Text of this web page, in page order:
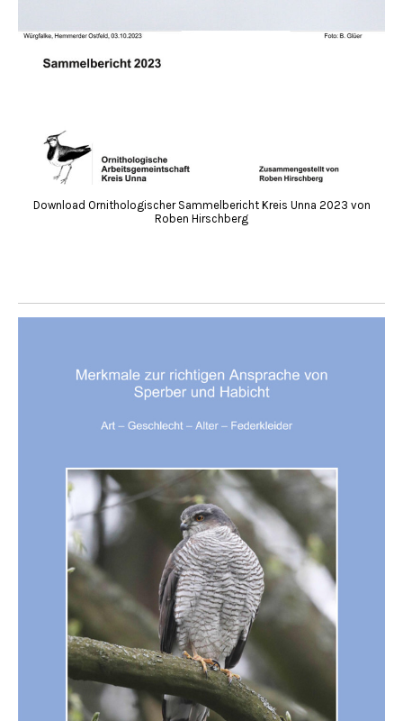
Download Ornithologischer Sammelbericht Kreis Unna 2023 von
Roben Hirschberg